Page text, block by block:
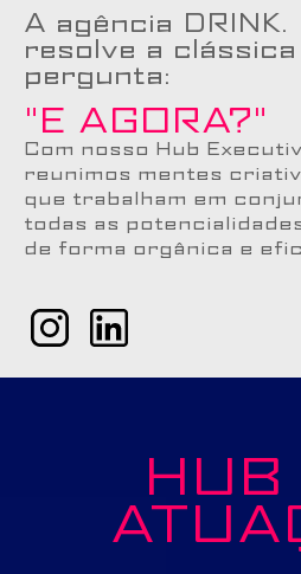
A agência DRINK.
resolve a clássica
pergunta:
"E AGORA?"
Com nosso Hub
reunimos mentes
que trabalham em
todas as
de forma orgânica e
HUB